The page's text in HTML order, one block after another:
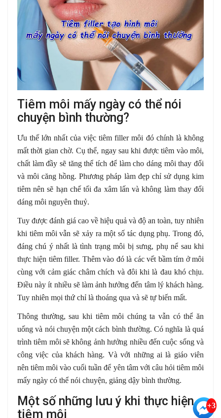
Tiêm môi mấy ngày có thể nói
chuyện bình thường?
Ưu thế lớn nhất của việc tiêm filler môi đó chính là không
mất thời gian chờ. Cụ thể, ngay sau khi được tiêm vào môi,
chất làm đầy sẽ tăng thể tích để làm cho dáng môi thay đổi
và môi căng hồng. Phương pháp làm đẹp chỉ sử dụng kim
tiêm nên sẽ hạn chế tối đa xâm lấn và không làm thay đổi
dáng môi nguyên thuỷ.
Tuy được đánh giá cao về hiệu quả và độ an toàn, tuy nhiên
khi tiêm môi vẫn sẽ xảy ra một số tác dụng phụ. Trong đó,
đáng chú ý nhất là tình trạng môi bị sưng, phụ nể sau khi
thực hiện tiêm filler. Thêm vào đó là các vết bầm tím ở môi
cùng với cảm giác châm chích và đôi khi là đau khó chịu.
Điều này ít nhiều sẽ làm ảnh hưởng đến tâm lý khách hàng.
Tuy nhiên mọi thứ chỉ là thoáng qua và sẽ tự biến mất.
Thông thường, sau khi tiêm môi chúng ta vẫn có thể ăn
uống và nói chuyện một cách bình thường. Có nghĩa là quá
trình tiêm môi sẽ không ảnh hưởng nhiều đến cuộc sống và
công việc của khách hàng. Và với những ai là giáo viên
nên tiêm môi vào cuối tuần để yên tâm với câu hỏi tiêm môi
mấy ngày có thể nói chuyện, giảng dậy bình thường.
Một số những lưu ý khi thực hiện
tiêm môi
+3